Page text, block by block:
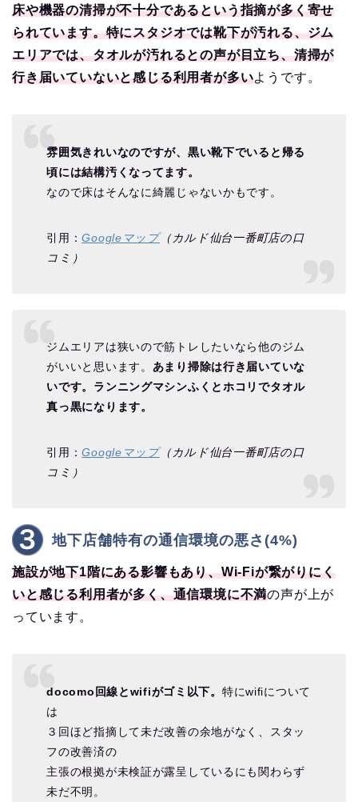
床や機器の清掃が不十分であるという指摘が多く寄せ
られています。特にスタジオでは靴下が汚れる、ジム
エリアでは、タオルが汚れるとの声が目立ち、清掃が
行き届いていないと感じる利用者が多いようです。
雰囲気きれいなのですが、黒い靴下でいると帰る
頃には結構汚くなってます。
なので床はそんなに綺麗じゃないかもです。
引用：Googleマップ（カルド仙台一番町店の口
コミ）
ジムエリアは狭いので筋トレしたいなら他のジム
がいいと思います。 あまり掃除は行き届いていな
いです。ランニングマシンふくとホコリでタオル
真っ黒になります。
引用：Googleマップ（カルド仙台一番町店の口
コミ）
地下店舗特有の通信環境の悪さ(4%)
施設が地下1階にある影響もあり、Wi-Fiが繋がりにく
いと感じる利用者が多く、通信環境に不満の声が上が
っています。
docomo回線とwifiがゴミ以下。 特にwifiについて
は
３回ほど指摘して未だ改善の余地がなく、スタッ
フの改善済の
主張の根拠が未検証が露呈しているにも関わらず
未だ不明。